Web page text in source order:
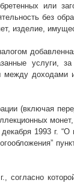
или
без
изделие,
услуги,
между
(включая
1993 г. “О
., согласно